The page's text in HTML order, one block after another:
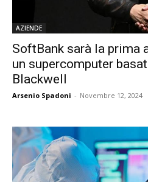
AZIENDE
SoftBank sarà la prima
un supercomputer
Blackwell
Arsenio Spadoni - Novembre 12, 2024